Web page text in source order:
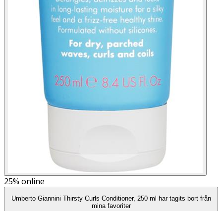
25% online
Umberto Giannini Thirsty Curls Conditioner, 250 ml har tagits bort från
mina favoriter